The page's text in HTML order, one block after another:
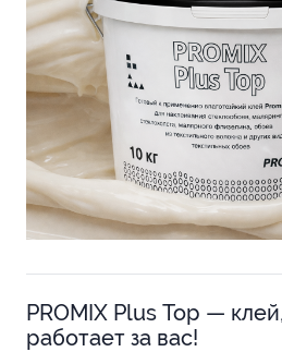
PROMIX Plus Тор —
работает за вас!